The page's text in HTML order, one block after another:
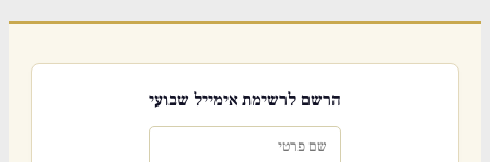
הרשם לרשימת אימייל שבועי